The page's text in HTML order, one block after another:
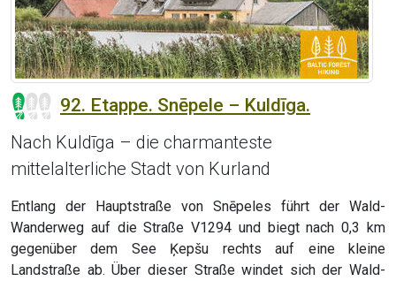
92. Etappe. Snēpele – Kuldīga.
Nach Kuldīga – die charmanteste
mittelalterliche Stadt von Kurland
Entlang der Hauptstraße von Snēpeles führt der Wald-
Wanderweg auf die Straße V1294 und biegt nach 0,3 km
gegenüber dem See Ķepšu rechts auf eine kleine
Landstraße ab. Über dieser Straße windet sich der Wald-